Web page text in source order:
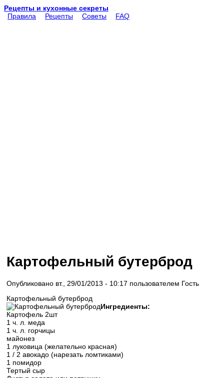
Рецепты и кухонные секреты
Правила
Рецепты Советы FAQ
Картофельный бутерброд
Опубликовано вт., 29/01/2013 - 10:17 пользователем Гость
Картофельный бутерброд
Ингредиенты:
Картофель 2шт
1 ч. л. меда
1 ч. л. горчицы
майонез
1 луковица (желательно красная)
1 / 2 авокадо (нарезать ломтиками)
1 помидор
Тертый сыр